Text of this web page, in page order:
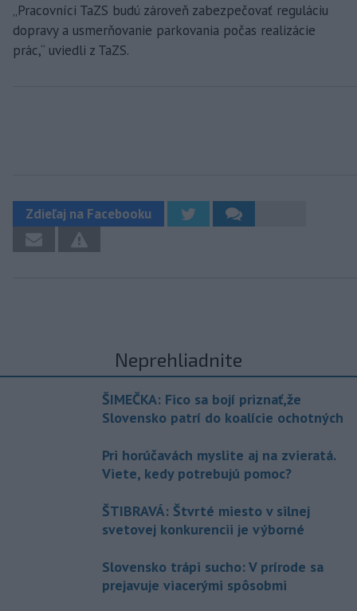
„Pracovníci TaZS budú zároveň zabezpečovať reguláciu
dopravy a usmerňovanie parkovania počas realizácie
prác,“ uviedli z TaZS.
Zdieľaj na Facebooku
Neprehliadnite
ŠIMEČKA: Fico sa bojí priznať,že
Slovensko patrí do koalície ochotných
Pri horúčavách myslite aj na zvieratá.
Viete, kedy potrebujú pomoc?
ŠTIBRAVÁ: Štvrté miesto v silnej
svetovej konkurencii je výborné
Slovensko trápi sucho: V prírode sa
prejavuje viacerými spôsobmi